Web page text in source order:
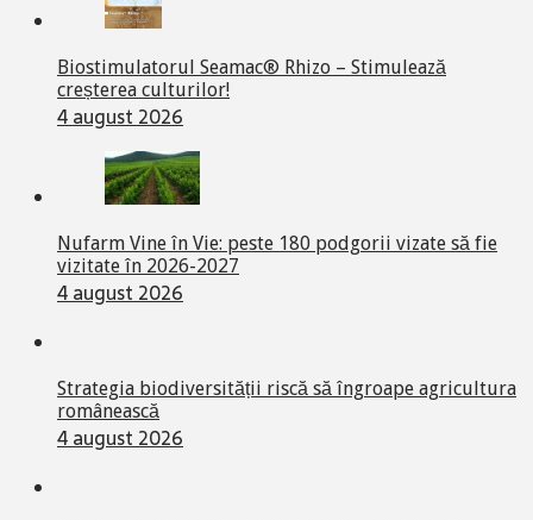
Biostimulatorul Seamac® Rhizo – Stimulează
creșterea culturilor!
4 august 2026
Nufarm Vine în Vie: peste 180 podgorii vizate să fie
vizitate în 2026-2027
4 august 2026
Strategia biodiversității riscă să îngroape agricultura
românească
4 august 2026